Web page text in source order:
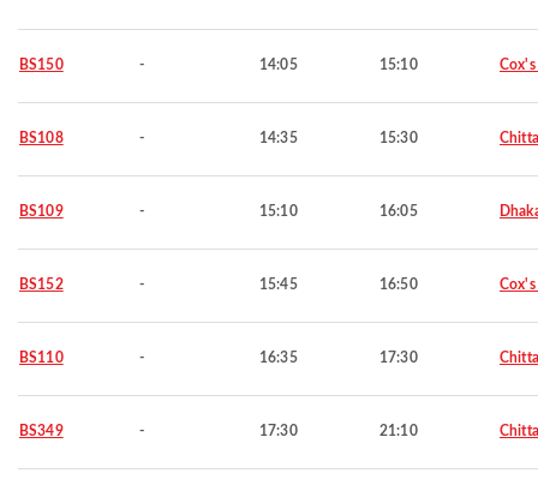
BS150 - 14:05 15:10 Cox's
BS108 - 14:35 15:30
BS109 - 15:10 16:05
BS152 - 15:45 16:50 Cox's
BS110 - 16:35 17:30
BS349 - 17:30 21:10